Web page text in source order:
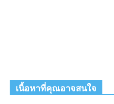
เนื้อหาที่คุณอาจสนใจ